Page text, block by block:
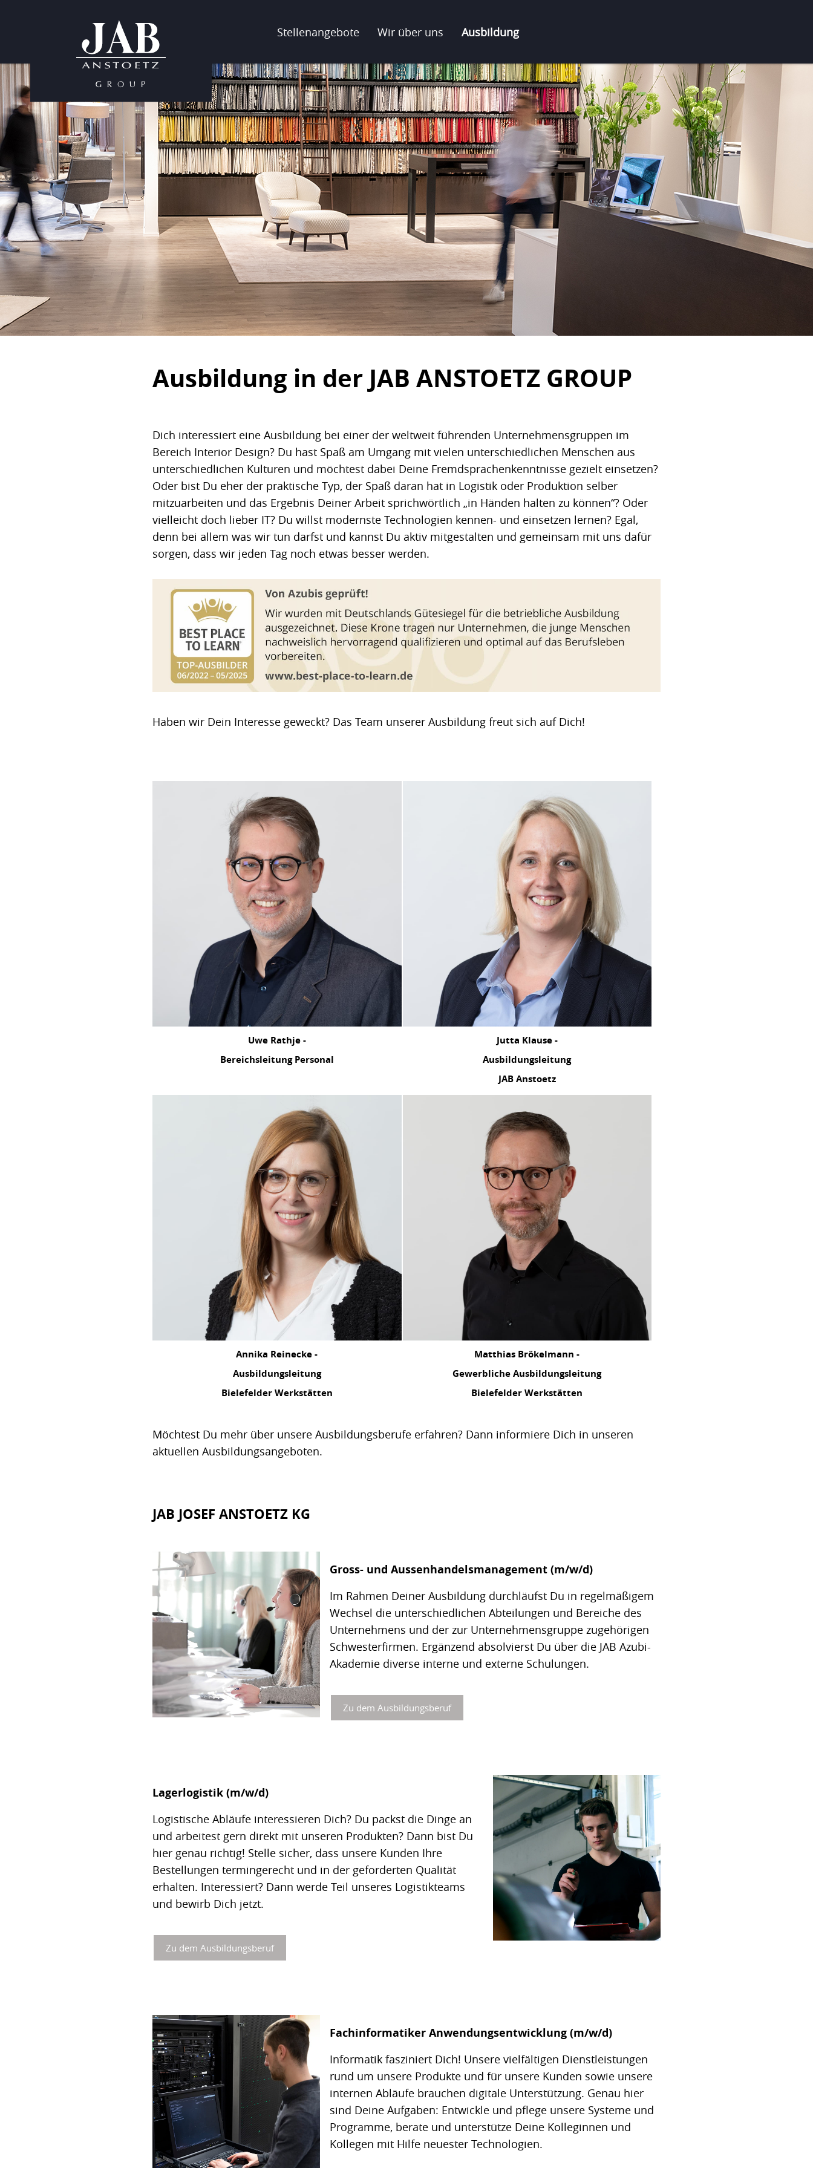
Stellenangebote Wir über uns Ausbildung
Ausbildung in der JAB ANSTOETZ GROUP
Dich interessiert eine Ausbildung bei einer der weltweit führenden Unternehmensgruppen im
Bereich Interior Design? Du hast Spaß am Umgang mit vielen unterschiedlichen Menschen aus
unterschiedlichen Kulturen und möchtest dabei Deine Fremdsprachenkenntnisse gezielt einsetzen?
Oder bist Du eher der praktische Typ, der Spaß daran hat in Logistik oder Produktion selber
mitzuarbeiten und das Ergebnis Deiner Arbeit sprichwörtlich „in Händen halten zu können“? Oder
vielleicht doch lieber IT? Du willst modernste Technologien kennen- und einsetzen lernen? Egal,
denn bei allem was wir tun darfst und kannst Du aktiv mitgestalten und gemeinsam mit uns dafür
sorgen, dass wir jeden Tag noch etwas besser werden.
Haben wir Dein Interesse geweckt? Das Team unserer Ausbildung freut sich auf Dich!
Uwe Rathje -
Bereichsleitung Personal
Jutta Klause -
Ausbildungsleitung
JAB Anstoetz
Annika Reinecke -
Ausbildungsleitung
Bielefelder Werkstätten
Matthias Brökelmann -
Gewerbliche Ausbildungsleitung
Bielefelder Werkstätten
Möchtest Du mehr über unsere Ausbildungsberufe erfahren? Dann informiere Dich in unseren
aktuellen Ausbildungsangeboten.
JAB JOSEF ANSTOETZ KG
Gross- und Aussenhandelsmanagement (m/w/d)
Im Rahmen Deiner Ausbildung durchläufst Du in regelmäßigem
Wechsel die unterschiedlichen Abteilungen und Bereiche des
Unternehmens und der zur Unternehmensgruppe zugehörigen
Schwesterfirmen. Ergänzend absolvierst Du über die JAB Azubi-
Akademie diverse interne und externe Schulungen.
Zu dem Ausbildungsberuf
Lagerlogistik (m/w/d)
Logistische Abläufe interessieren Dich? Du packst die Dinge an
und arbeitest gern direkt mit unseren Produkten? Dann bist Du
hier genau richtig! Stelle sicher, dass unsere Kunden Ihre
Bestellungen termingerecht und in der geforderten Qualität
erhalten. Interessiert? Dann werde Teil unseres Logistikteams
und bewirb Dich jetzt.
Zu dem Ausbildungsberuf
Fachinformatiker Anwendungsentwicklung (m/w/d)
Informatik fasziniert Dich! Unsere vielfältigen Dienstleistungen
rund um unsere Produkte und für unsere Kunden sowie unsere
internen Abläufe brauchen digitale Unterstützung. Genau hier
sind Deine Aufgaben: Entwickle und pflege unsere Systeme und
Programme, berate und unterstütze Deine Kolleginnen und
Kollegen mit Hilfe neuester Technologien.